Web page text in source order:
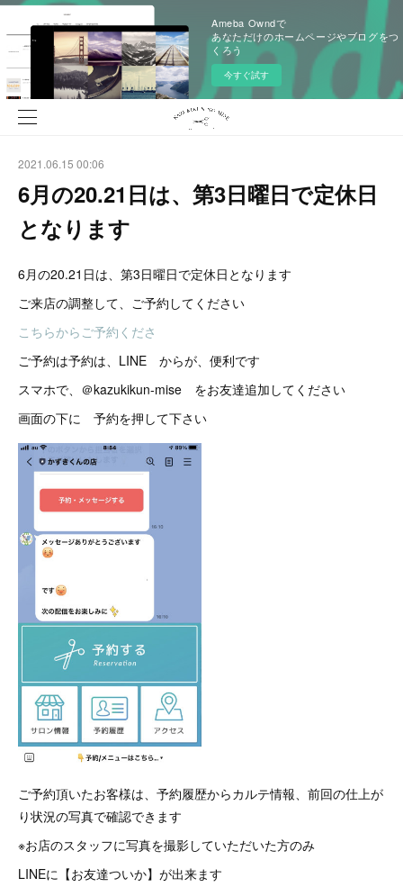
Ameba Owndで
あなただけのホームページやブログをつ
くろう
今すぐ試す
2021.06.15 00:06
6月の20.21日は、第3日曜日で定休日
となります
6月の20.21日は、第3日曜日で定休日となります
ご来店の調整して、ご予約してください
こちらからご予約くださ
ご予約は予約は、LINE からが、便利です
スマホで、＠kazukikun-mise をお友達追加してください
画面の下に 予約を押して下さい
ご予約頂いたお客様は、予約履歴からカルテ情報、前回の仕上が
り状況の写真で確認できます
※お店のスタッフに写真を撮影していただいた方のみ
LINEに【お友達ついか】が出来ます